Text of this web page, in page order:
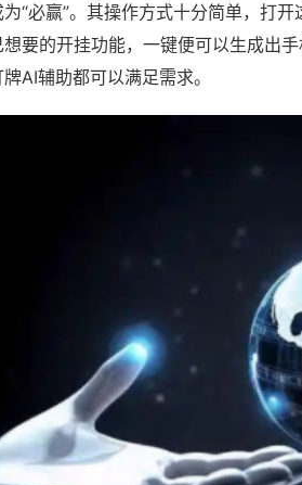
“必赢”。其操作方式十分简单，打
要的开挂功能，一键便可以生成出
AI辅助都可以满足需求。